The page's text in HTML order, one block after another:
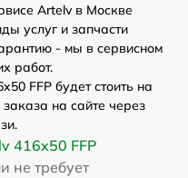
Artelv в Москве
услуг и запчасти
- мы в сервисном
работ.
FFP будет стоить на
на сайте через
416x50 FFP
не требует